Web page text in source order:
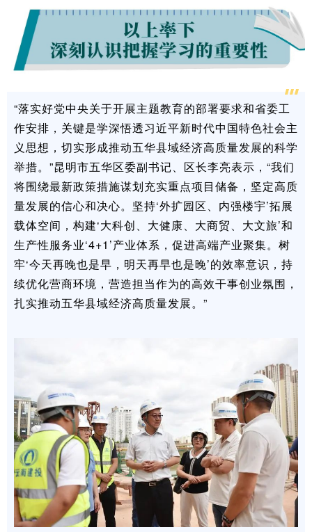
“落实好党中央关于开展主题教育的部署要求和省委工
作安排，关键是学深悟透习近平新时代中国特色社会主
义思想，切实形成推动五华县域经济高质量发展的科学
举措。”昆明市五华区委副书记、区长李亮表示，“我们
将围绕最新政策措施谋划充实重点项目储备，坚定高质
量发展的信心和决心。坚持‘外扩园区、内强楼宇’拓展
载体空间，构建‘大科创、大健康、大商贸、大文旅’和
生产性服务业‘4+1’产业体系，促进高端产业聚集。树
牢‘今天再晚也是早，明天再早也是晚’的效率意识，持
续优化营商环境，营造担当作为的高效干事创业氛围，
扎实推动五华县域经济高质量发展。”